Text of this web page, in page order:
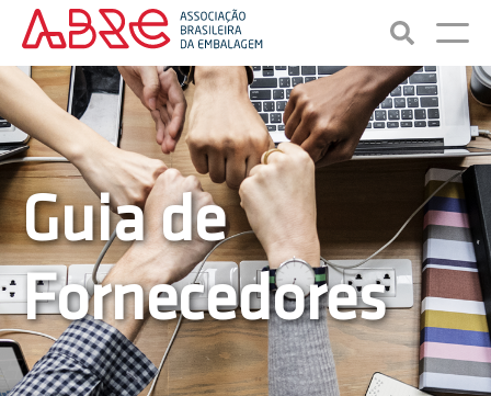
Guia de
Fornecedores